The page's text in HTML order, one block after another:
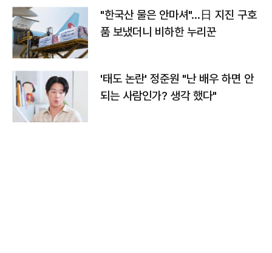
"한국산 물은 안마셔"…日 지진 구호
품 보냈더니 비하한 누리꾼
'태도 논란' 정준원 "난 배우 하면 안
되는 사람인가? 생각 했다"